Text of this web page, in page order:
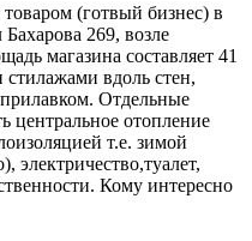
(готвый бизнес) в
269, возле
магазина составляет 41
стилажами вдоль стен,
Отдельные
центральное отопление
т.е. зимой
электричество,туалет,
Кому интересно